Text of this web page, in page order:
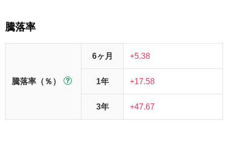
騰落率
騰落率（％）
6ヶ月 +5.38
1年 +17.58
3年 +47.67